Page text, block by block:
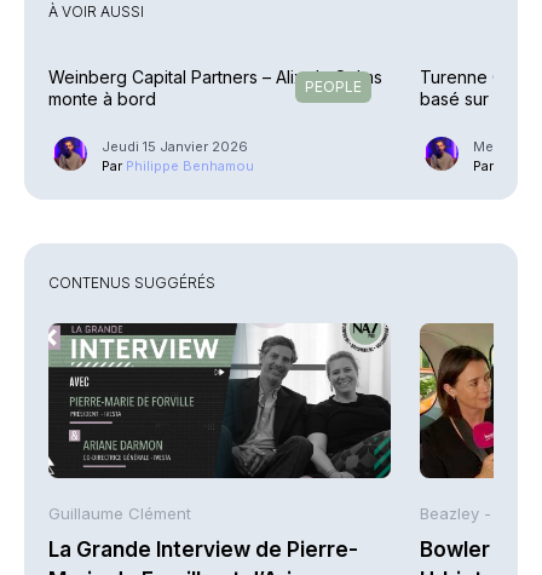
À VOIR AUSSI
PEOPLE
Weinberg Capital Partners – Alix de Solms
monte à bord
Jeudi 15 Janvier 2026
Par Philippe Benhamou
Turenne
basé sur des
Mercredi
Par
CONTENUS SUGGÉRÉS
Guillaume Clément
La Grande Interview de Pierre-
Beazley -
Bowler